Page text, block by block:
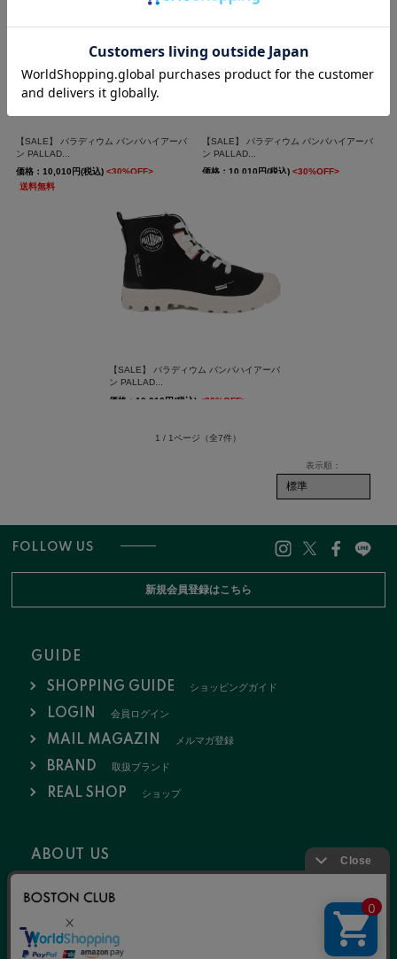
【SALE】 パラディウム パンパハイアーバ
ン PALLAD...
価格：10,010円(税込) <30%OFF>
送料無料
【SALE】 パラディウム パンパハイアーバ
ン PALLAD...
価格：10,010円(税込)<30%OFF>
【SALE】 パラディウム パンパハイアーバ
ン PALLAD...
価格：10,010円(税込) <30%OFF>
1 / 1ページ （全7件）
FOLLOW US
新規会員登録はこちら
GUIDE
SHOPPING GUIDE ショッピングガイド
LOGIN 会員ログイン
MAIL MAGAZIN メルマガ登録
BRAND 取扱ブランド
REAL SHOP ショップ
ABOUT US
ポリシー